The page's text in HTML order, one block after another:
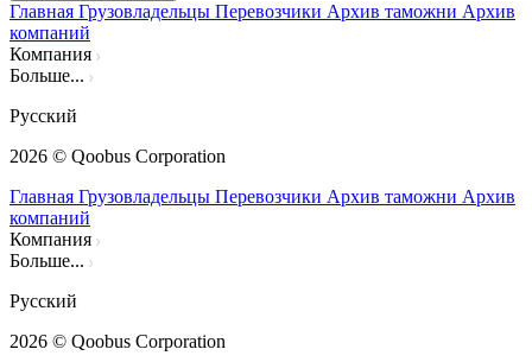
Главная Грузовладельцы Перевозчики Архив таможни Архив
компаний
Компания
Больше...
Русский
2026 © Qoobus Corporation
Главная Грузовладельцы Перевозчики Архив таможни Архив
компаний
Компания
Больше...
Русский
2026 © Qoobus Corporation